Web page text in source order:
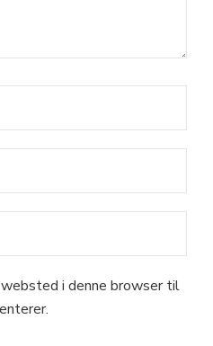
i denne browser til